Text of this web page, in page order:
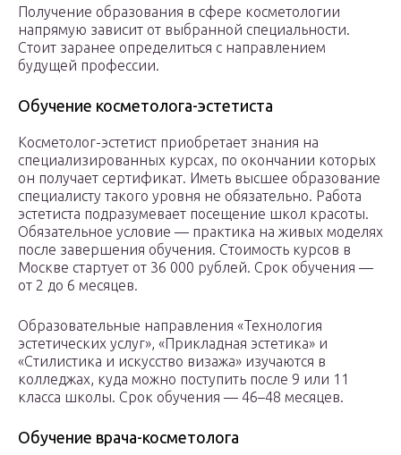
Получение образования в сфере косметологии
напрямую зависит от выбранной специальности.
Стоит заранее определиться с направлением
будущей профессии.
Обучение косметолога-эстетиста
Косметолог-эстетист приобретает знания на
специализированных курсах, по окончании которых
он получает сертификат. Иметь высшее образование
специалисту такого уровня не обязательно. Работа
эстетиста подразумевает посещение школ красоты.
Обязательное условие — практика на живых моделях
после завершения обучения. Стоимость курсов в
Москве стартует от 36 000 рублей. Срок обучения —
от 2 до 6 месяцев.
Образовательные направления «Технология
эстетических услуг», «Прикладная эстетика» и
«Стилистика и искусство визажа» изучаются в
колледжах, куда можно поступить после 9 или 11
класса школы. Срок обучения — 46–48 месяцев.
Обучение врача-косметолога